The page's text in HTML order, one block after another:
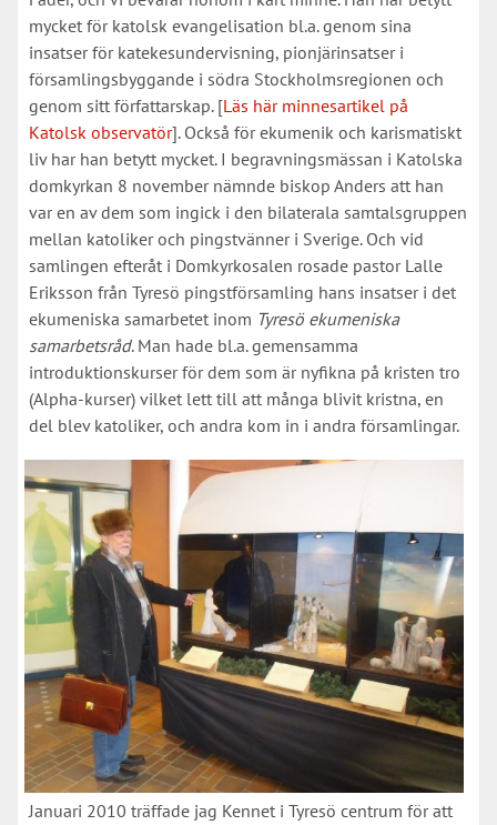
mycket för katolsk evangelisation bl.a. genom sina
insatser för katekesundervisning, pionjärinsatser i
församlingsbyggande i södra Stockholmsregionen och
genom sitt författarskap. [Läs här minnesartikel på
Katolsk observatör]. Också för ekumenik och karismatiskt
liv har han betytt mycket. I begravningsmässan i Katolska
domkyrkan 8 november nämnde biskop Anders att han
var en av dem som ingick i den bilaterala samtalsgruppen
mellan katoliker och pingstvänner i Sverige. Och vid
samlingen efteråt i Domkyrkosalen rosade pastor Lalle
Eriksson från Tyresö pingstförsamling hans insatser i det
ekumeniska samarbetet inom Tyresö ekumeniska
samarbetsråd. Man hade bl.a. gemensamma
introduktionskurser för dem som är nyfikna på kristen tro
(Alpha-kurser) vilket lett till att många blivit kristna, en
del blev katoliker, och andra kom in i andra församlingar.
Januari 2010 träffade jag Kennet i Tyresö centrum för att